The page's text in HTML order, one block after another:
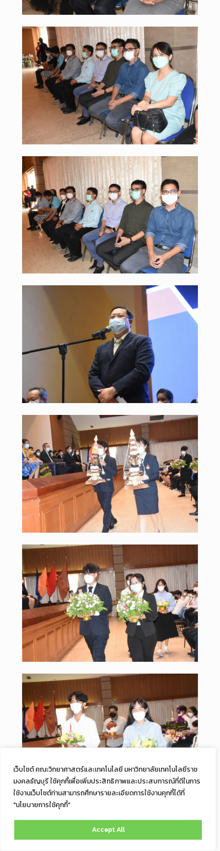
เว็บไซต์ คณะวิทยาศาสตร์และเทคโนโลยี มหาวิทยาลัยเทคโนโลยีราช
มงคลธัญบุรี ใช้คุกกี้เพื่อเพิ่มประสิทธิภาพและประสบการณ์ที่ดีในการ
ใช้งานเว็บไซต์ท่านสามารถศึกษารายละเอียดการใช้งานคุกกี้ได้ที่
"นโยบายการใช้คุกกี้"
Accept All